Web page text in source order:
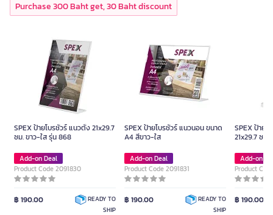
Purchase 300 Baht get, 30 Baht discount
SPEX ป้ายโบรชัวร์ แนวตั้ง 21x29.7
ซม. ขาว-ใส รุ่น 868
Add-on Deal
Product Code 2091830
฿ 190.00
READY TO
SHIP
SPEX ป้ายโบรชัวร์ แนวนอน ขนาด
A4 สีขาว-ใส
Add-on Deal
Product Code 2091831
฿ 190.00
READY TO
SHIP
SPEX ป้าย
21x29.7 ซม.
Add-on
Product
฿ 190.00